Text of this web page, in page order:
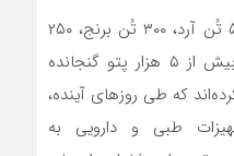
در این محموله بشردوستانه، ۵۰۰ تُن آرد، ۳۰۰ تُن برنج، ۲۵۰
تُن روغن نباتی، ۵۰۰ خیمه‌، و بیش از ۵ هزار پتو گنجانده
که طی روزهای آینده،
طبی و دارویی به